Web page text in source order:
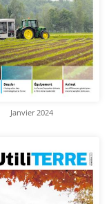
Janvier 2024